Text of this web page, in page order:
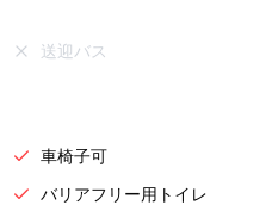
送迎バス
車椅子可
バリアフリー用トイレ